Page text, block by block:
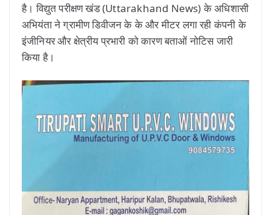
है। विद्युत परीक्षण खंड (Uttarakhand News) के अधिशासी
अभियंता ने ग्रामीण डिवीजन के के और मीटर लगा रही कंपनी के
इंजीनियर और क्षेत्रीय प्रभारी को कारण बताओं नोटिस जारी
किया है।